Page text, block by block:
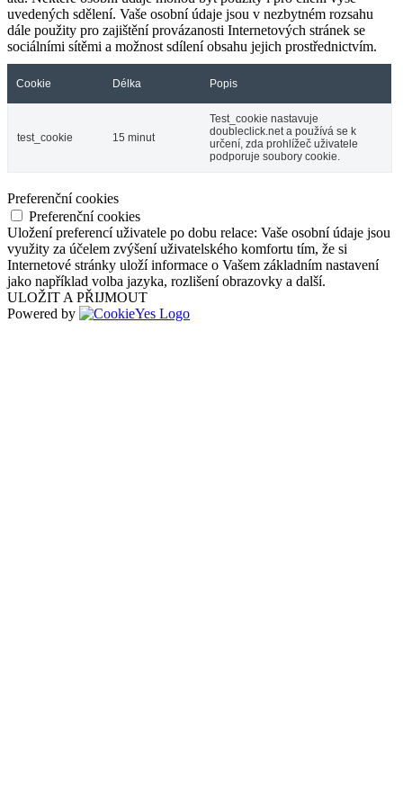
uvedených sdělení. Vaše osobní údaje jsou v nezbytném rozsahu
dále použity pro zajištění provázanosti Internetových stránek se
sociálními sítěmi a možnost sdílení obsahu jejich prostřednictvím.
Cookie Délka Popis
test_cookie 15 minut
Test_cookie nastavuje
doubleclick.net a používá se k
určení, zda prohlížeč uživatele
podporuje soubory cookie.
Preferenční cookies
Preferenční cookies
Uložení preferencí uživatele po dobu relace: Vaše osobní údaje jsou
využity za účelem zvýšení uživatelského komfortu tím, že si
Internetové stránky uloží informace o Vašem základním nastavení
jako například volba jazyka, rozlišení obrazovky a další.
ULOŽIT A PŘIJMOUT
Powered by